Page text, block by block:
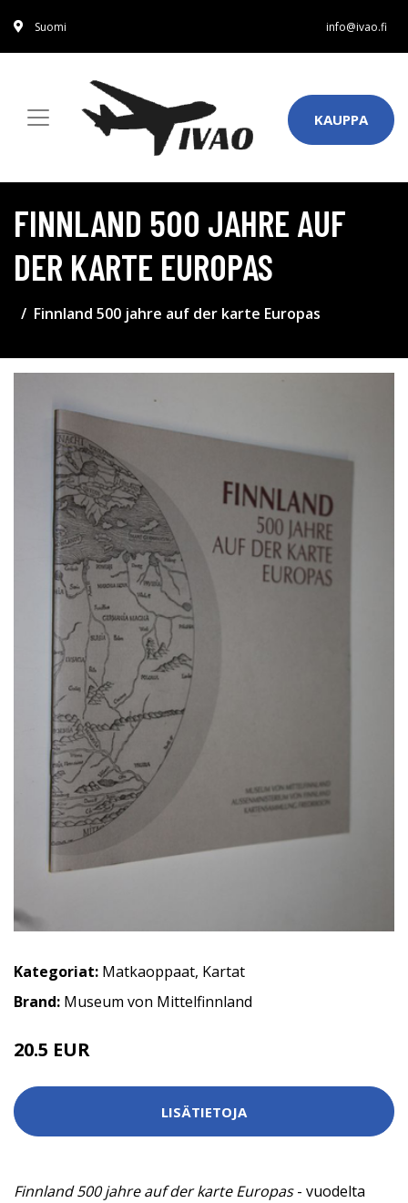
Suomi info@ivao.fi
KAUPPA
FINNLAND 500 JAHRE AUF
DER KARTE EUROPAS
Finnland 500 jahre auf der karte Europas
Kategoriat: Matkaoppaat, Kartat
Brand: Museum von Mittelfinnland
20.5 EUR
LISÄTIETOJA
Finnland 500 jahre auf der karte Europas- vuodelta